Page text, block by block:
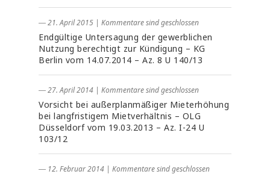
― 21. April 2015 | Kommentare sind geschlossen
Endgültige Untersagung der gewerblichen
Nutzung berechtigt zur Kündigung – KG
Berlin vom 14.07.2014 – Az. 8 U 140/13
― 27. April 2014 | Kommentare sind geschlossen
Vorsicht bei außerplanmäßiger Mieterhöhung
bei langfristigem Mietverhältnis – OLG
Düsseldorf vom 19.03.2013 – Az. I-24 U
103/12
― 12. Februar 2014 | Kommentare sind geschlossen